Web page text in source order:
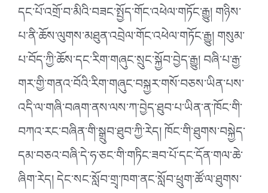
དང་པོ་འགྲོ་བ་མིའི་བཟང་སྤྱོད་གོང་འཕེལ་གཏོང་རྒྱུ། གཉིས་
པ་ནི་ཆོས་ལུགས་མཐུན་འབྲེལ་གོང་འཕེལ་གཏོང་རྒྱུ། གསུམ་
པ་བོད་ཀྱི་ཆོས་དང་རིག་གཞུང་སྲུང་སྐྱོབ་བྱེད་རྒྱུ། བཞི་པ་རྒྱ་
གར་གྱི་གནའ་བོའི་རིག་གཞུང་བསྐྱར་གསོ་བཅས་ཡིན་པས་
འདི་ལ་གཞི་བཞག་ནས་ལས་ཀ་བྱེད་ཐུབ་པ་ཡིན་ན་ཁོང་གི་
བཀའ་རང་བཞིན་གི་སྒྲུབ་ཐུབ་ཀྱི་རེད། ཁོང་གི་ཐུགས་བསྐྱེད་
དམ་བཅའ་བཞི་དེ་ཧ་ཅང་གི་གཏིང་ཟབ་པོ་དང་དོན་གལ་ཆེ་
ཞིག་རེད། དེང་སང་སློབ་གྲྭ་ཁག་ནང་སློབ་ཕྲུག་ཚོ་ལ་ཐུགས་